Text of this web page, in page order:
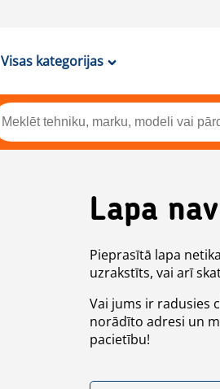
Visas kategorijas
Lapa
Pieprasītā lapa
uzrakstīts, vai arī
Vai jums ir radusies
norādīto adresi un
pacietību!